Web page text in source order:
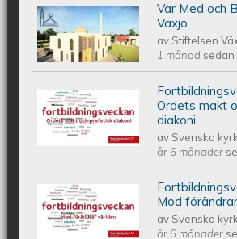
JOIN & BUILD A
VAR MED OCH BYGG
لبناء مسجدا في فكشو
Var Med och
Växjö
av Stiftelsen
1 månad sedan
Fortbildningsveckan
makt och profetisk
Ordets makt
diakoni
av Svenska
år 6 månader
Fortbildningsveckan
Mod
av Svenska
år 6 månader